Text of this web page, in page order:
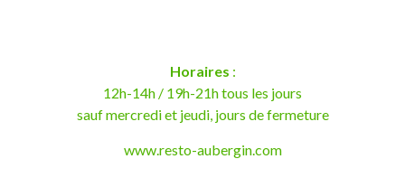
Horaires :
12h-14h / 19h-21h tous les jours
sauf mercredi et jeudi, jours de fermeture
www.resto-aubergin.com